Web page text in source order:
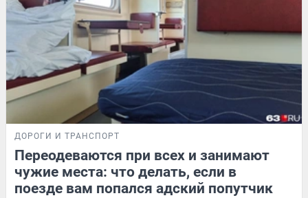
ДОРОГИ И ТРАНСПОРТ
Переодеваются при всех и занимают
чужие места: что делать, если в
поезде вам попался адский попутчик